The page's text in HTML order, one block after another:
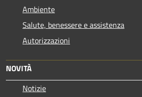
Ambiente
Salute, benessere e assistenza
Autorizzazioni
NOVITÀ
Notizie